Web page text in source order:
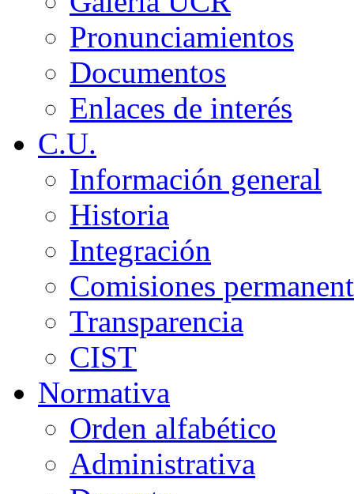
Pronunciamientos
Documentos
Enlaces de interés
C.U.
Información general
Historia
Integración
Comisiones
Transparencia
CIST
Normativa
Orden alfabético
Administrativa